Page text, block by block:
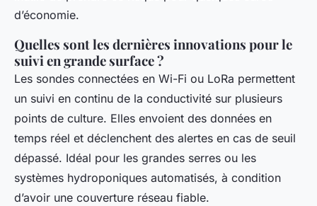
d’économie.
Quelles sont les dernières innovations pour le
suivi en grande surface ?
Les sondes connectées en Wi-Fi ou LoRa permettent
un suivi en continu de la conductivité sur plusieurs
points de culture. Elles envoient des données en
temps réel et déclenchent des alertes en cas de seuil
dépassé. Idéal pour les grandes serres ou les
systèmes hydroponiques automatisés, à condition
d’avoir une couverture réseau fiable.